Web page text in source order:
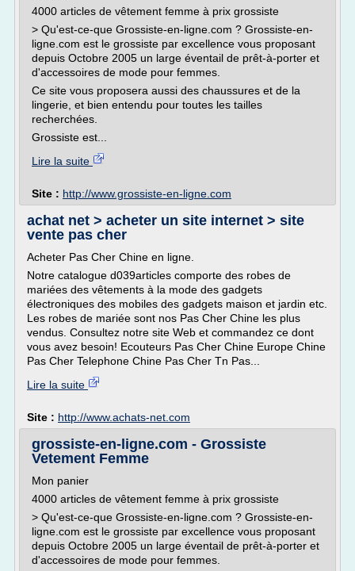
4000 articles de vêtement femme à prix grossiste
> Qu'est-ce-que Grossiste-en-ligne.com ? Grossiste-en-
ligne.com est le grossiste par excellence vous proposant
depuis Octobre 2005 un large éventail de prêt-à-porter et
d'accessoires de mode pour femmes.
Ce site vous proposera aussi des chaussures et de la
lingerie, et bien entendu pour toutes les tailles
recherchées.
Grossiste est...
Lire la suite
Site : http://www.grossiste-en-ligne.com
achat net > acheter un site internet > site
vente pas cher
Acheter Pas Cher Chine en ligne.
Notre catalogue d039articles comporte des robes de
mariées des vêtements à la mode des gadgets
électroniques des mobiles des gadgets maison et jardin etc.
Les robes de mariée sont nos Pas Cher Chine les plus
vendus. Consultez notre site Web et commandez ce dont
vous avez besoin! Ecouteurs Pas Cher Chine Europe Chine
Pas Cher Telephone Chine Pas Cher Tn Pas...
Lire la suite
Site : http://www.achats-net.com
grossiste-en-ligne.com - Grossiste
Vetement Femme
Mon panier
4000 articles de vêtement femme à prix grossiste
> Qu'est-ce-que Grossiste-en-ligne.com ? Grossiste-en-
ligne.com est le grossiste par excellence vous proposant
depuis Octobre 2005 un large éventail de prêt-à-porter et
d'accessoires de mode pour femmes.